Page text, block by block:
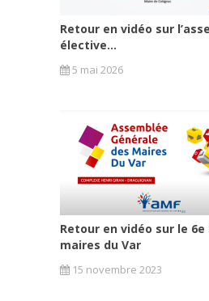
Retour en vidéo sur
élective...
5 mai 2026
Retour en vidéo sur le 6e
maires du Var
15 novembre 2023